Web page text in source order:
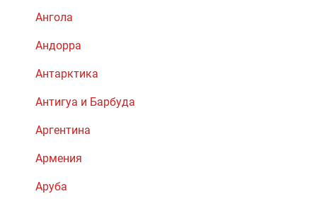
Ангола
Андорра
Антарктика
Антигуа и Барбуда
Аргентина
Армения
Аруба